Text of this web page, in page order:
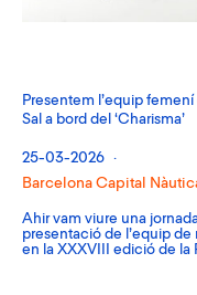
Presentem l’equip
Sal a bord del ‘Charisma’
25-03-2026
Barcelona Capital
Ahir vam viure una
presentació de l’equip
en la XXXVIII edició de la